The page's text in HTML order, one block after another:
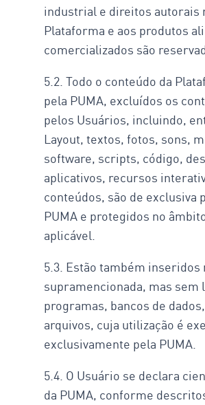
industrial e direitos autorais
Plataforma e aos produtos ali
comercializados são
5.2. Todo o conteúdo da
pela PUMA, excluídos os
pelos Usuários, incluindo,
Layout, textos, fotos, sons,
software, scripts, código,
aplicativos, recursos
conteúdos, são de exclusiva
PUMA e protegidos no
aplicável.
5.3. Estão também inseridos
supramencionada, mas sem
programas, bancos de
arquivos, cuja utilização é
exclusivamente pela PUMA.
5.4. O Usuário se declara
da PUMA, conforme